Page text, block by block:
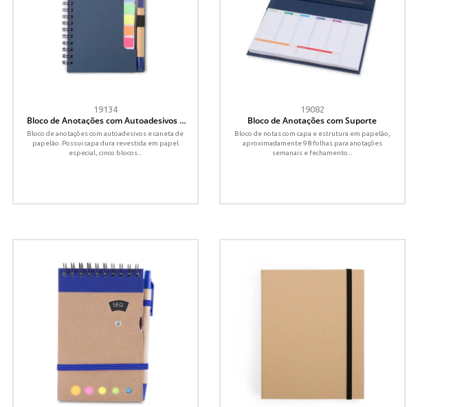
19134
Bloco de Anotações com Autoadesivos e
Caneta
Bloco de anotações com autoadesivos e caneta de
papelão. Possui capa dura revestida em papel
especial, cinco blocos...
19082
Bloco de Anotações com Suporte
Bloco de notas com capa e estrutura em papelão,
aproximadamente 98 folhas para anotações
semanais e fechamento...